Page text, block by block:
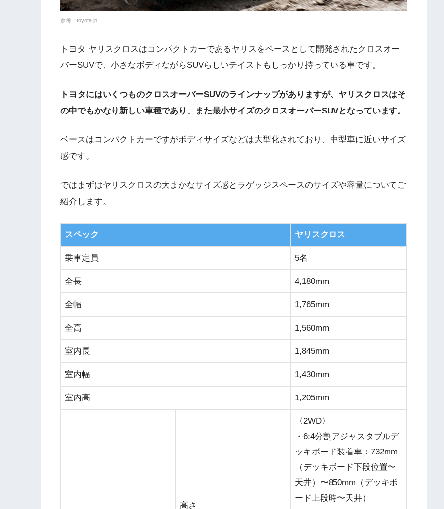
参考： toyota.jp
トヨタ ヤリスクロスはコンパクトカーであるヤリスをベースとして開発されたクロスオー
バーSUVで、小さなボディながらSUVらしいテイストもしっかり持っている車です。
トヨタにはいくつものクロスオーバーSUVのラインナップがありますが、ヤリスクロスはそ
の中でもかなり新しい車種であり、また最小サイズのクロスオーバーSUVとなっています。
ベースはコンパクトカーですがボディサイズなどは大型化されており、中型車に近いサイズ
感です。
ではまずはヤリスクロスの大まかなサイズ感とラゲッジスペースのサイズや容量についてご
紹介します。
スペック ヤリスクロス
乗車定員 5名
全長 4,180mm
全幅 1,765mm
全高 1,560mm
室内長 1,845mm
室内幅 1,430mm
室内高 1,205mm
高さ
〈2WD〉
・6:4分割アジャスタブルデ
ッキボード装着車：732mm
（デッキボード下段位置〜
天井）〜850mm（デッキボ
ード上段時〜天井）